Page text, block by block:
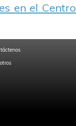
en el